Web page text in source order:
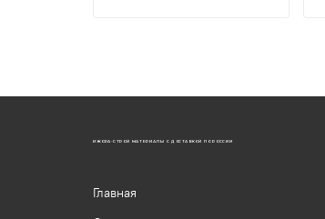
ИЖОРА-СТРОЙ МАТЕРИАЛЫ С ДОСТАВКОЙ ПО РОССИИ
Главная